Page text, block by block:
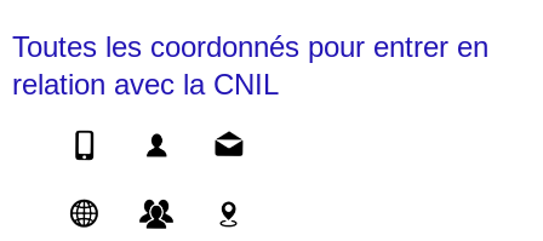
Toutes les coordonnés pour entrer en
relation avec la CNIL